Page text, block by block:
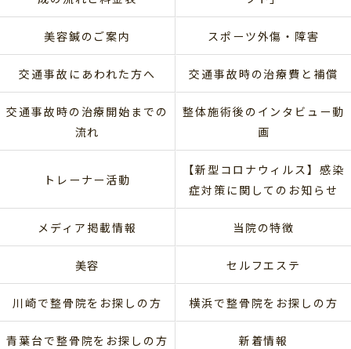
美容鍼のご案内 スポーツ外傷・障害
交通事故にあわれた方へ 交通事故時の治療費と補償
交通事故時の治療開始までの
流れ
整体施術後のインタビュー動
画
トレーナー活動
【新型コロナウィルス】感染
症対策に関してのお知らせ
メディア掲載情報 当院の特徴
美容 セルフエステ
川崎で整骨院をお探しの方 横浜で整骨院をお探しの方
青葉台で整骨院をお探しの方 新着情報